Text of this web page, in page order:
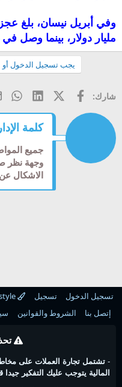
مليار دولار، بينما وصل في عام 2017 إلى 47.1
يجب تسجيل الدخول أو
شارك: فيسبوكX (Twitter)
كلمة
جميع
وجهة نظر
الاشكال
تسجيل الدخول تسجيل
إتصل بنا
الشروط والقوانين
- تشتمل تجارة العملات على
المالية يتوجب عليك التفكير